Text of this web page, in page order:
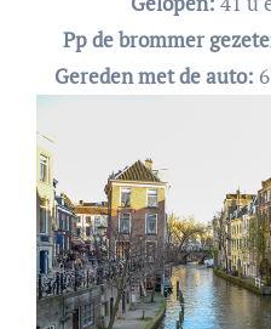
Pp de brommer
Gereden met de auto: